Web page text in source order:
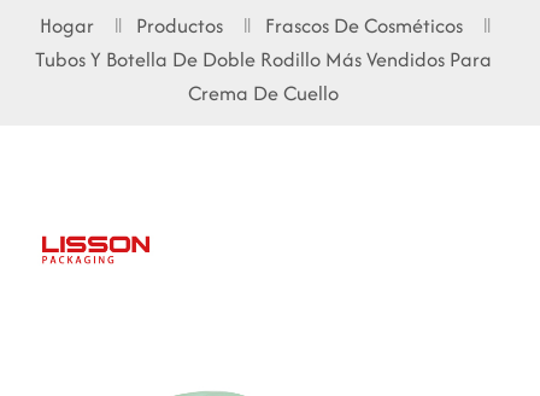
français
русский
Hogar Productos
Frascos De Cosméticos
Tubos Y Botella De Doble Rodillo Más Vendidos Para
Crema De Cuello